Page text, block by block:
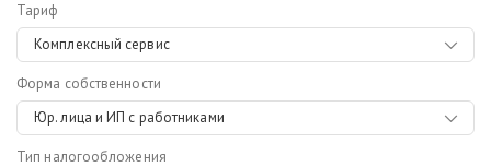
Тариф
Комплексный сервис
Форма собственности
Юр. лица и ИП с работниками
Тип налогообложения